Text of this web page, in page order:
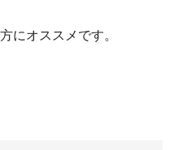
にオススメです。